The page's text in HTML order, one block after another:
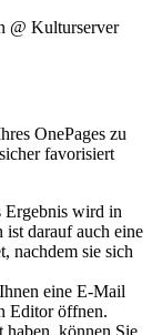
OnePages zu
favorisiert
Ergebnis wird in
darauf auch eine
nachdem sie sich
eine E-Mail
Editor öffnen.
haben, können Sie